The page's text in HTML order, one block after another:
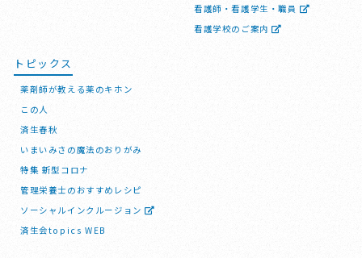
看護師・看護学生・職員
看護学校のご案内
トピックス
薬剤師が教える薬のキホン
この人
済生春秋
いまいみさの魔法のおりがみ
特集 新型コロナ
管理栄養士のおすすめレシピ
ソーシャルインクルージョン
済生会topics WEB